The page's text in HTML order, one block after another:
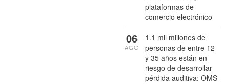
plataformas de
comercio electrónico
1.1 mil millones de
personas de entre 12
y 35 años están en
riesgo de desarrollar
pérdida auditiva: OMS
06
AGO